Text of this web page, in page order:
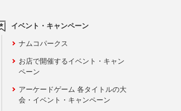
イベント・キャンペーン
ナムコパークス
お店で開催するイベント・キャン
ペーン
アーケードゲーム 各タイトルの大
会・イベント・キャンペーン